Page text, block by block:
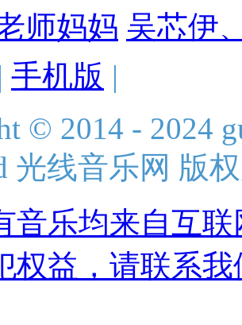
师妈妈 吴芯伊
| 手机版 |
© 2014 - 2024
光线音乐网 版
音乐均来自互
权益，请联系